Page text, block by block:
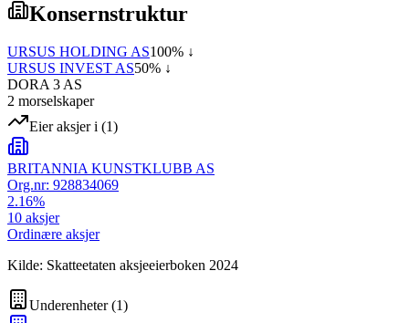
Konsernstruktur
URSUS HOLDING AS100% ↓
URSUS INVEST AS50% ↓
DORA 3 AS
2 morselskaper
Eier aksjer i (1)
BRITANNIA KUNSTKLUBB AS
Org.nr: 928834069
2.16%
10 aksjer
Ordinære aksjer
Kilde: Skatteetaten aksjeeierboken 2024
Underenheter(1)